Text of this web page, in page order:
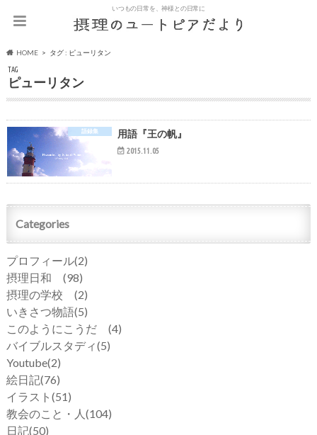
いつもの日常を、神様との日常に
HOME タグ : ピューリタン
TAG
ピューリタン
語録集 用語『王の帆』
2015.11.05
Categories
プロフィール(2)
摂理日和 (98)
摂理の学校 (2)
いきさつ物語(5)
このようにこうだ (4)
バイブルスタディ(5)
Youtube(2)
絵日記(76)
イラスト (51)
教会のこと・人 (104)
日記(50)